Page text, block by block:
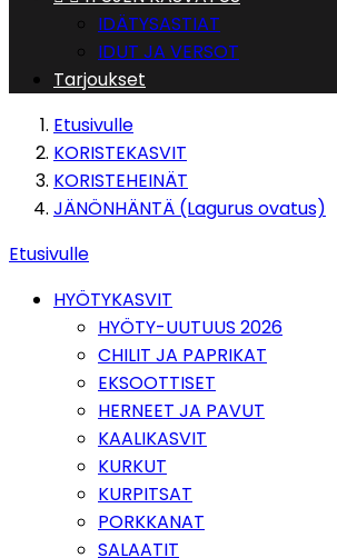
IDÄTYSASTIAT
IDUT JA VERSOT
Tarjoukset
Etusivulle
KORISTEKASVIT
KORISTEHEINÄT
JÄNÖNHÄNTÄ (Lagurus ovatus)
Etusivulle
HYÖTYKASVIT
HYÖTY-UUTUUS 2026
CHILIT JA PAPRIKAT
EKSOOTTISET
HERNEET JA PAVUT
KAALIKASVIT
KURKUT
KURPITSAT
PORKKANAT
SALAATIT